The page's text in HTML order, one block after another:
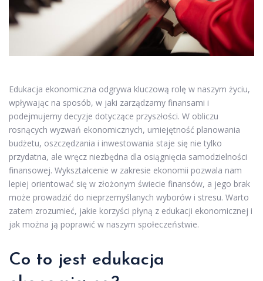
Edukacja ekonomiczna odgrywa kluczową rolę w naszym życiu,
wpływając na sposób, w jaki zarządzamy finansami i
podejmujemy decyzje dotyczące przyszłości. W obliczu
rosnących wyzwań ekonomicznych, umiejętność planowania
budżetu, oszczędzania i inwestowania staje się nie tylko
przydatna, ale wręcz niezbędna dla osiągnięcia samodzielności
finansowej. Wykształcenie w zakresie ekonomii pozwala nam
lepiej orientować się w złożonym świecie finansów, a jego brak
może prowadzić do nieprzemyślanych wyborów i stresu. Warto
zatem zrozumieć, jakie korzyści płyną z edukacji ekonomicznej i
jak można ją poprawić w naszym społeczeństwie.
Co to jest edukacja